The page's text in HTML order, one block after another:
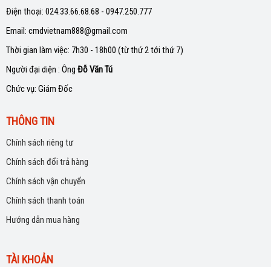
Điện thoại: 024.33.66.68.68 - 0947.250.777
Email: cmdvietnam888@gmail.com
Thời gian làm việc: 7h30 - 18h00 (từ thứ 2 tới thứ 7)
Người đại diện : Ông Đỗ Văn Tú
Chức vụ: Giám Đốc
THÔNG TIN
Chính sách riêng tư
Chính sách đổi trả hàng
Chính sách vận chuyển
Chính sách thanh toán
Hướng dẫn mua hàng
TÀI KHOẢN